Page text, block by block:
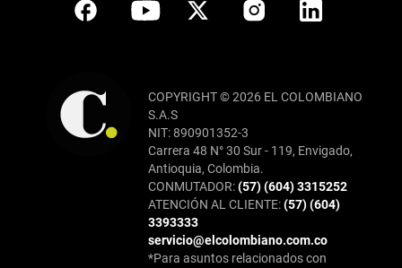
COPYRIGHT © 2026 EL COLOMBIANO
S.A.S
NIT: 890901352-3
Carrera 48 N° 30 Sur - 119, Envigado,
Antioquia, Colombia.
CONMUTADOR:(57) (604) 3315252
ATENCIÓN AL CLIENTE:(57) (604)
3393333
servicio@elcolombiano.com.co
*Para asuntos relacionados con